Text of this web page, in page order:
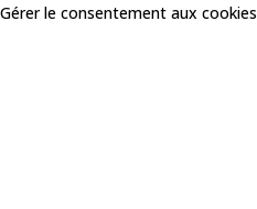
Skip
Gérer le consentement aux cookies